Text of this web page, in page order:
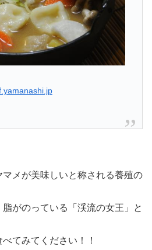
メが美味しいと称される養殖の
がのっている「渓流の女王」と
てみてください！！